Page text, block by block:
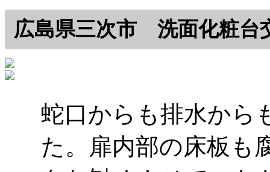
広島県三次市 洗面化粧
蛇口からも排水から
た。扉内部の床板も